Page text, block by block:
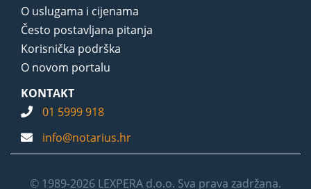
O uslugama i cijenama
Često postavljana pitanja
Korisnička podrška
O novom portalu
KONTAKT
01 5999 918
info@notarius.hr
© 1989-2026 LEXPERA d.o.o. Sva prava zadržana.